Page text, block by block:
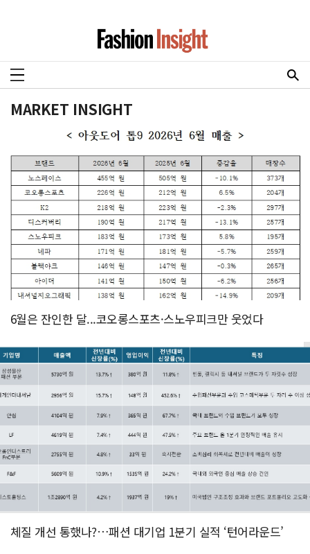
MARKET INSIGHT
6월은 잔인한 달...코오롱스포츠·스노우피크만 웃었다
체질 개선 통했나?…패션 대기업 1분기 실적 ‘턴어라운드’